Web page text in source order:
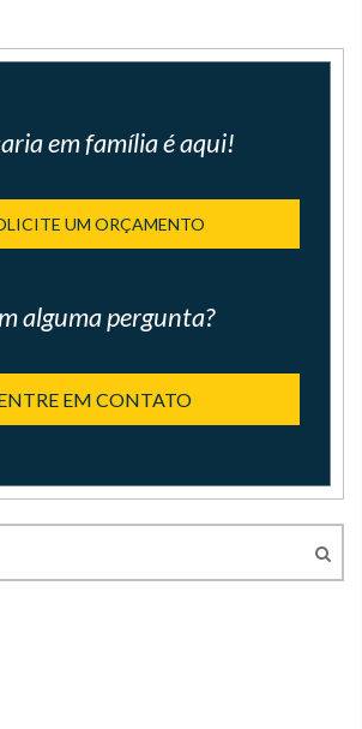
em família é aqui!
UM ORÇAMENTO
alguma pergunta?
EM CONTATO